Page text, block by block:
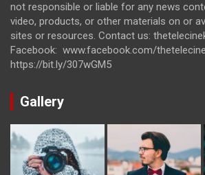
not responsible or liable for any news
video, products, or other materials on or
sites or resources. Contact us:
Facebook: www.facebook.com/
https://bit.ly/307wGM5
Gallery